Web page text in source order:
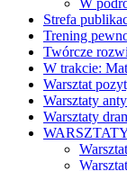
W
Strefa
Trening
Twórcze
W trakcie:
Warsztat
Warsztaty
Warsztaty